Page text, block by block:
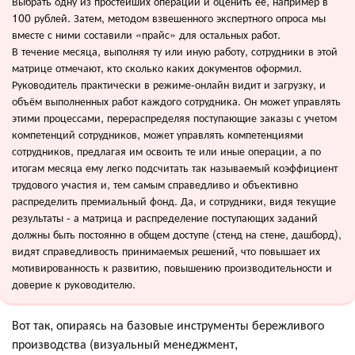
100 рублей. Затем, методом взвешенного экспертного опроса мы
вместе с ними составили «прайс» для остальных работ.
В течение месяца, выполняя ту или иную работу, сотрудники в этой
матрице отмечают, кто сколько каких документов оформил.
Руководитель практически в режиме-онлайн видит и загрузку, и
объём выполненных работ каждого сотрудника. Он может управлять
этими процессами, перераспределяя поступающие заказы с учетом
компетенций сотрудников, может управлять компетенциями
сотрудников, предлагая им освоить те или иные операции, а по
итогам месяца ему легко подсчитать так называемый коэффициент
трудового участия и, тем самым справедливо и объективно
распределить премиальный фонд. Да, и сотрудники, видя текущие
результаты - а матрица и распределение поступающих заданий
должны быть постоянно в общем доступе (стенд на стене, дашборд),
видят справедливость принимаемых решений, что повышает их
мотивированность к развитию, повышению производительности и
доверие к руководителю.
Вот так, опираясь на базовые инструменты бережливого
производства (визуальный менеджмент,